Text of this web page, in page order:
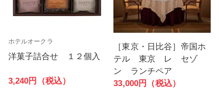
ホテルオークラ
洋菓子詰合せ １２個入
3,240円（税込）
［東京・日比谷］帝国ホ
テル 東京 レ セゾ
ン ランチペア
33,000円（税込）